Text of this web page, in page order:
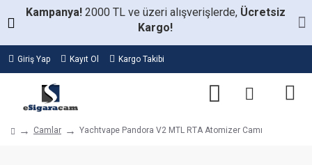
Kampanya! 2000 TL ve üzeri alışverişlerde, Ücretsiz
Kargo!
Giriş Yap Kayıt Ol Kargo Takibi
Camlar Yachtvape Pandora V2 MTL RTA Atomizer Camı